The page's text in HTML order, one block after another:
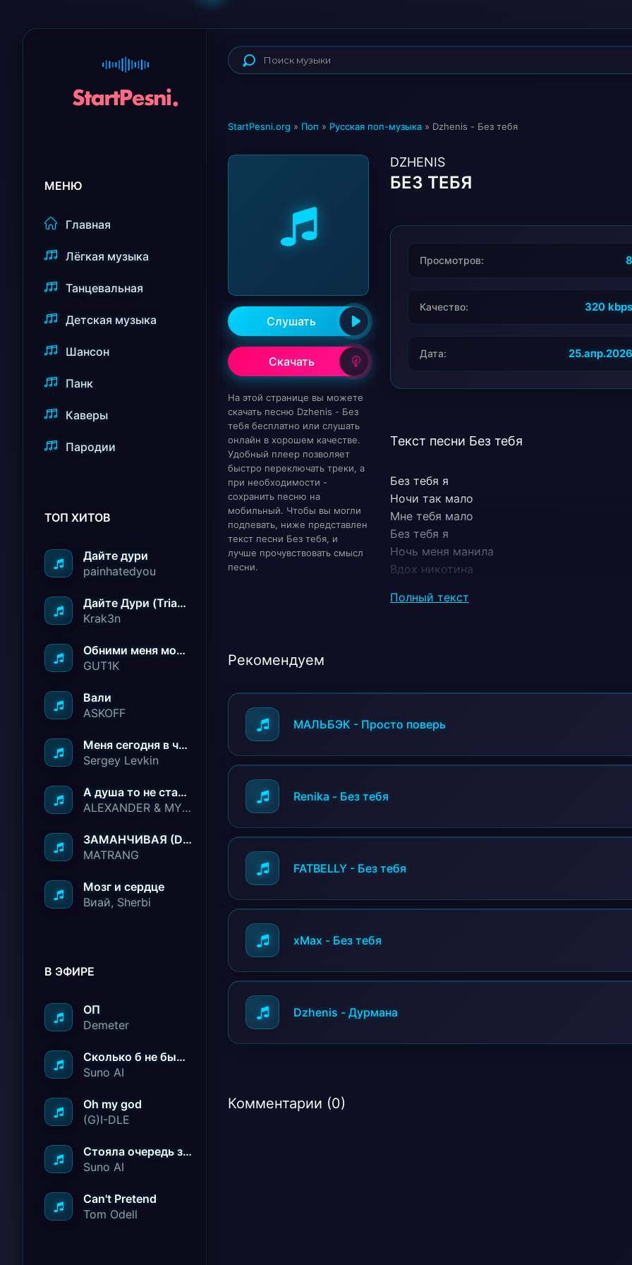
МЕНЮ
Главная
Лёгкая музыка
Танцевальная
Детская музыка
Шансон
Панк
Каверы
Пародии
ТОП ХИТОВ
Дайте дури
painhatedyou
Дайте Дури (Triad Remix)
Krak3n
Обними меня молча ничего не говори
GUT1K
Вали
ASKOFF
Меня сегодня в чёрный список занесли
Sergey Levkin
А душа то не стареет
ALEXANDER & MY FAMILY
ЗАМАНЧИВАЯ (Deep House Remix)
MATRANG
Мозг и сердце
Виай, Sherbi
В ЭФИРЕ
ОП
Demeter
Сколько б не было вам лет не грустите
Suno AI
Oh my god
(G)I-DLE
Стояла очередь за радостью
Suno AI
Can't Pretend
Tom Odell
StartPesni.org » Поп » Русская поп-музыка » Dzhenis - Без тебя
Слушать
Скачать
На этой странице вы можете
скачать песню Dzhenis - Без
тебя бесплатно или слушать
онлайн в хорошем качестве.
Удобный плеер позволяет
быстро переключать треки, а
при необходимости -
сохранить песню на
мобильный. Чтобы вы могли
подпевать, ниже представлен
текст песни Без тебя, и
лучше прочувствовать смысл
песни.
DZHENIS
БЕЗ ТЕБЯ
Просмотров: 8
Качество: 320 kbps
Дата: 25.апр.2026
Текст песни Без тебя
Без тебя я
Ночи так мало
Мне тебя мало
Без тебя я
Ночь меня манила
Вдох никотина
Ночи так мало
Ты вела меня вела
Чувства на меня навеяла
Поджигай скури меня дотла
Ты же говоришь что я фаворит
И Тумана стекла и фонари
Ты же говоришь что я фаворит
Без тебя я
Мне тебя мало
Ночь меня манила
Полный текст
Рекомендуем
МАЛЬБЭК - Просто поверь
Renika - Без тебя
FATBELLY - Без тебя
xMax - Без тебя
Dzhenis - Дурмана
Комментарии (0)